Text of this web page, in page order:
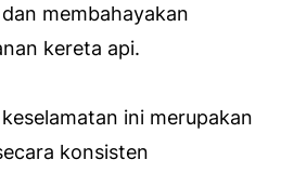
membahayakan
kereta api.
ini merupakan
konsisten